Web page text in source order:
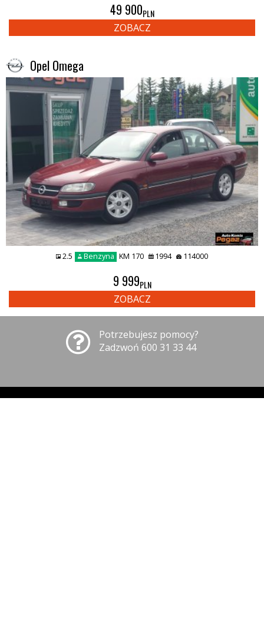
49 900PLN
ZOBACZ
Opel Omega
2.5 Benzyna KM 170 1994 114000
9 999PLN
ZOBACZ
Potrzebujesz pomocy?
Zadzwoń 600 31 33 44